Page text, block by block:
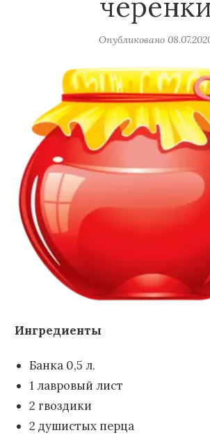
Опубликовано
Ингредиенты
Банка 0,5 л.
1 лавровый лист
2 гвоздики
2 душистых перца